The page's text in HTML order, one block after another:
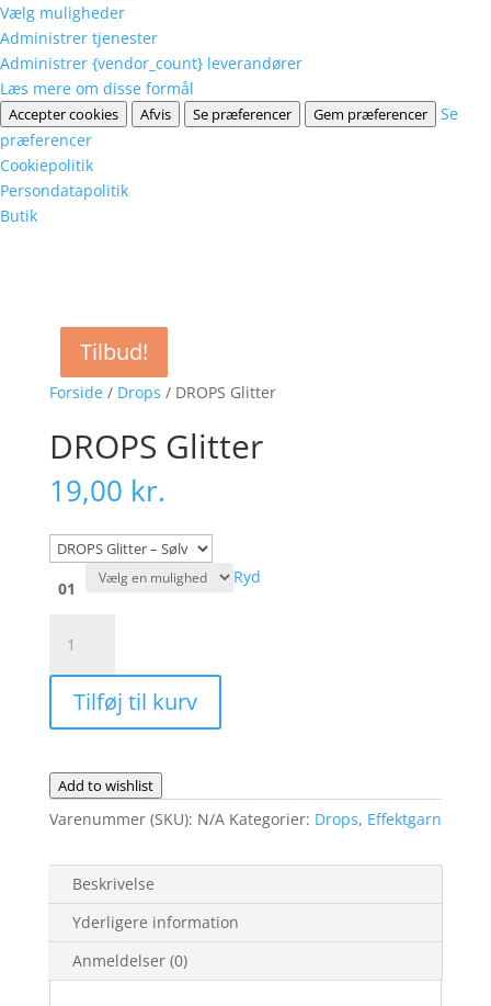
Vælg muligheder
Administrer tjenester
Administrer {vendor_count} leverandører
Læs mere om disse formål
Accepter cookies Afvis Se præferencer Gem præferencer
Se
præferencer
Cookiepolitik
Persondatapolitik
Butik
Forside/ Drops / DROPS Glitter
DROPS Glitter
19,00 kr.
01
Ryd
Glitter
antal
Tilføj til kurv
Add to wishlist
Varenummer (SKU): N/A Kategorier: Drops, Effektgarn
Beskrivelse
Yderligere information
Anmeldelser (0)
Tilbud!
Tilbud!
Tilbud!